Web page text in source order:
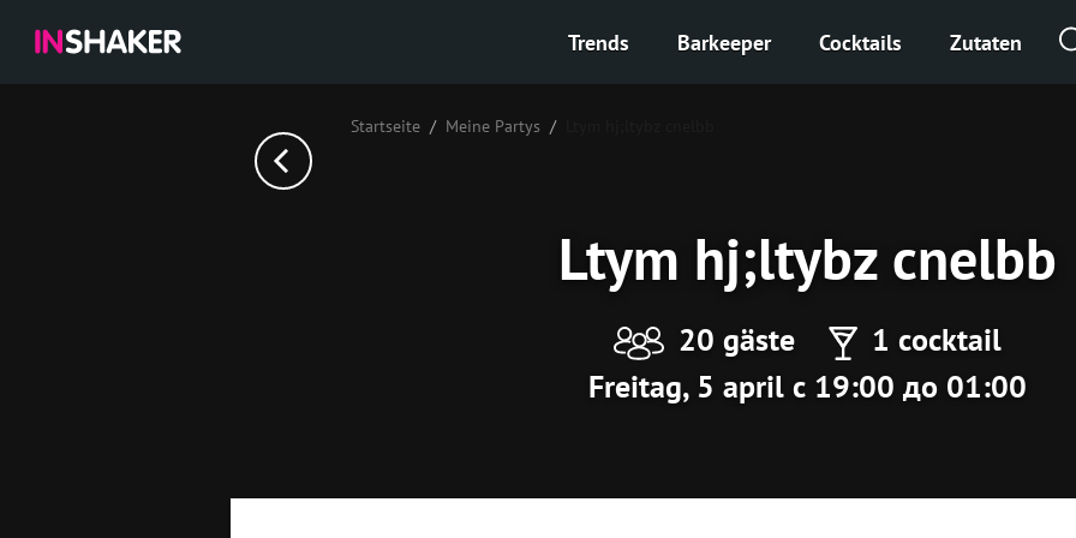
Trends Barkeeper Cocktails Zutaten
Startseite Meine Partys
Ltym hj;ltybz cnelbb
20 gäste
1 cocktail
Freitag, 5 april с 19:00 до 01:00